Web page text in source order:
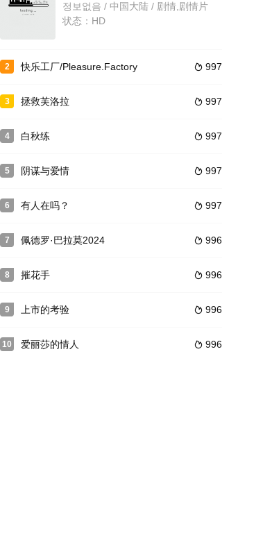
家/地区: 日
a
青年哲俊，平生第一次鼓起勇气踏入韩
정보없음 / 中国大陆 / 剧情,剧情片
状态：HD
2  997
快乐工厂/Pleasure.Factory
3  997
拯救芙洛拉
4  997
白秋练
5  997
阴谋与爱情
6  997
有人在吗？
7  996
佩德罗·巴拉莫2024
8  996
摧花手
9  996
上市的考验
10  996
爱丽莎的情人